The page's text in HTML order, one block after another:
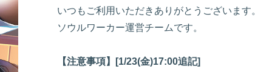
いつもご利用いただきありがとうございます。
ソウルワーカー運営チームです。
【注意事項】[1/23(金)17:00追記]